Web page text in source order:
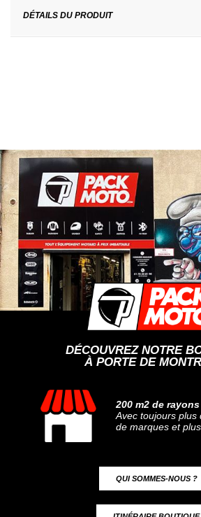
DÉTAILS DU PRODUIT
DÉCOUVREZ NOTRE
À PORTE DE
200 m2 de
Avec toujours plus
de marques et
QUI SOMMES-NOUS ?